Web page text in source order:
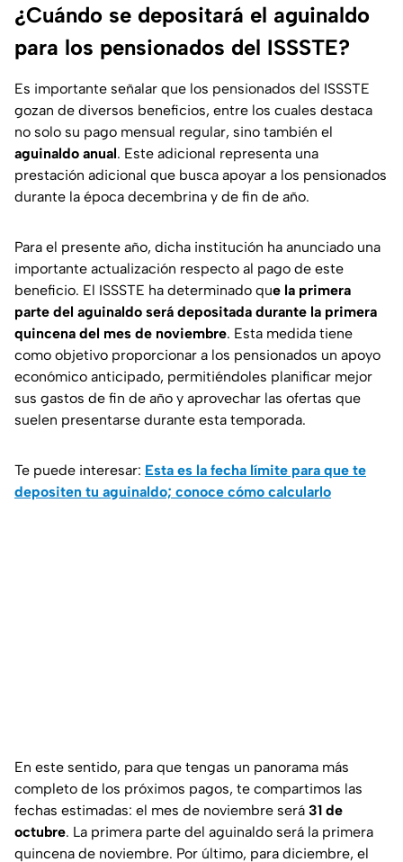
¿Cuándo se depositará el aguinaldo
para los pensionados del ISSSTE?
Es importante señalar que los pensionados del ISSSTE
gozan de diversos beneficios, entre los cuales destaca
no solo su pago mensual regular, sino también el
aguinaldo anual. Este adicional representa una
prestación adicional que busca apoyar a los pensionados
durante la época decembrina y de fin de año.
Para el presente año, dicha institución ha anunciado una
importante actualización respecto al pago de este
beneficio. El ISSSTE ha determinado que la primera
parte del aguinaldo será depositada durante la primera
quincena del mes de noviembre. Esta medida tiene
como objetivo proporcionar a los pensionados un apoyo
económico anticipado, permitiéndoles planificar mejor
sus gastos de fin de año y aprovechar las ofertas que
suelen presentarse durante esta temporada.
Te puede interesar: Esta es la fecha límite para que te
depositen tu aguinaldo; conoce cómo calcularlo
En este sentido, para que tengas un panorama más
completo de los próximos pagos, te compartimos las
fechas estimadas: el mes de noviembre será 31 de
octubre. La primera parte del aguinaldo será la primera
quincena de noviembre. Por último, para diciembre, el